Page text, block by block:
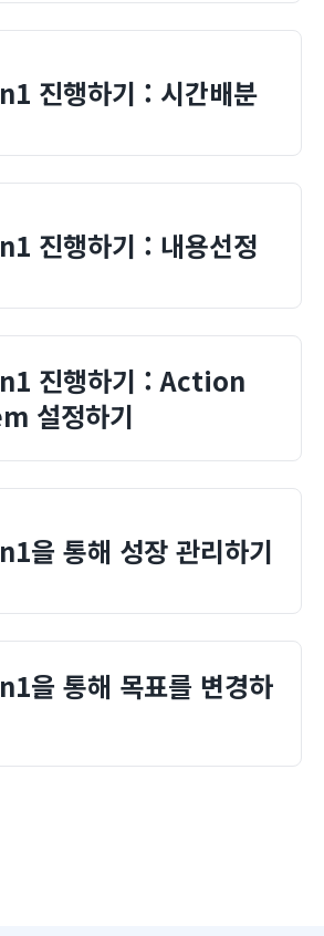
진행하기 : 시간배분
진행하기 : 내용선정
진행하기 : Action
설정하기
을 통해 성장 관리하기
을 통해 목표를 변경하